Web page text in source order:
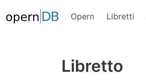
Opern Libretti
Libretto